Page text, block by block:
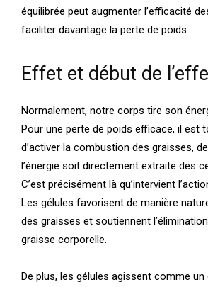
équilibrée peut augmenter l’efficacité
faciliter davantage la perte de poids.
Effet et début de
Normalement, notre corps tire son
Pour une perte de poids efficace, il est
d’activer la combustion des graisses,
l’énergie soit directement extraite des
C’est précisément là qu’intervient
Les gélules favorisent de manière
des graisses et soutiennent
graisse corporelle.
De plus, les gélules agissent comme